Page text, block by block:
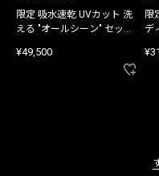
限定 吸水速乾 UVカット 洗
える "オールシーン" セット
¥49,500
限
デ